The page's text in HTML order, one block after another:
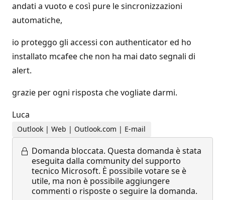
andati a vuoto e così pure le sincronizzazioni
automatiche,
io proteggo gli accessi con authenticator ed ho
installato mcafee che non ha mai dato segnali di
alert.
grazie per ogni risposta che vogliate darmi.
Luca
Outlook | Web | Outlook.com | E-mail
Domanda bloccata. Questa domanda è stata
eseguita dalla community del supporto
tecnico Microsoft. È possibile votare se è
utile, ma non è possibile aggiungere
commenti o risposte o seguire la domanda.